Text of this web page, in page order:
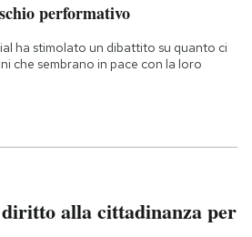
performativo
ha stimolato un dibattito su quanto ci
che sembrano in pace con la loro
alla cittadinanza per